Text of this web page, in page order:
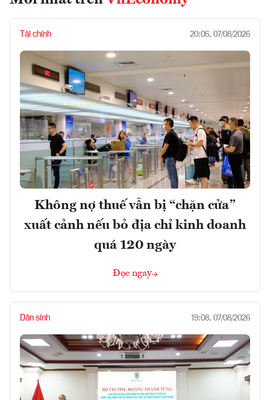
Tài chính 20:06, 07/08/2026
Không nợ thuế vẫn bị “chặn cửa”
xuất cảnh nếu bỏ địa chỉ kinh doanh
quá 120 ngày
Đọc ngay
Dân sinh 19:08, 07/08/2026